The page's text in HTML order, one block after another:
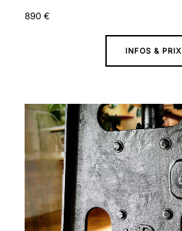
890 €
INFOS & PRIX